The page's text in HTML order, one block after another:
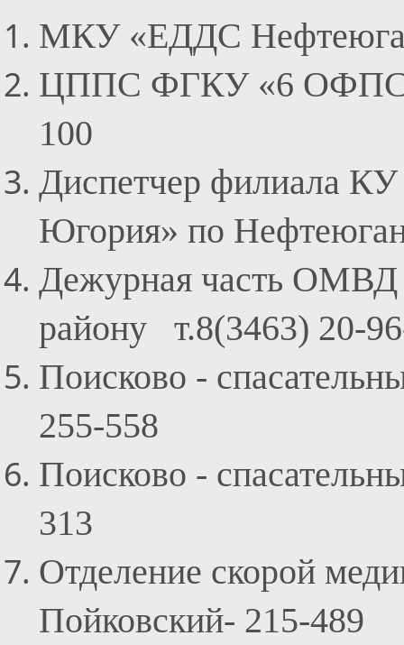
МКУ «ЕДДС
ЦППС ФГКУ «6
100
Диспетчер филиала
Югория» по
Дежурная часть ОМВД
району т.8(3463) 20-
Поисково -
255-558
Поисково -
313
Отделение скорой
Пойковский- 215-489